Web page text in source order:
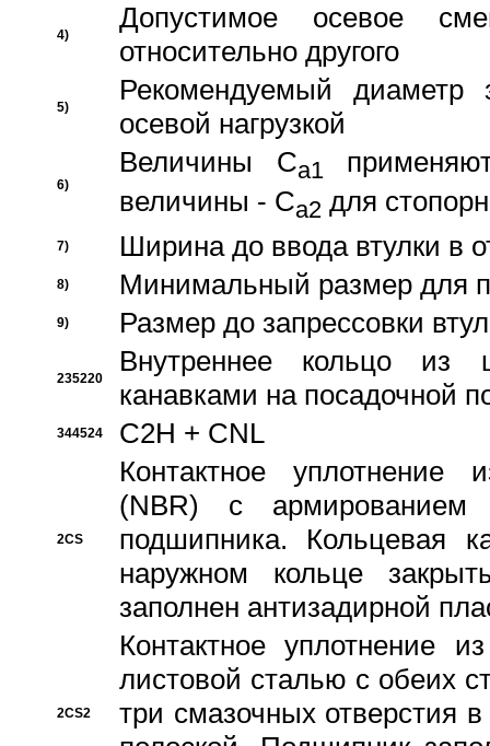
4)
Допустимое осевое
относительно другого
5)
Рекомендуемый диаметр
осевой нагрузкой
6)
Величины Ca1
величины - Ca2 для
7) Ширина до ввода втулки в
8) Минимальный размер для
9) Размер до запрессовки
235220
Внутреннее кольцо из
канавками на посадочной
344524 C2H + CNL
2CS
Контактное уплотнение
(NBR) с
подшипника. Кольцевая
наружном кольце
заполнен антизадирной
2CS2
Контактное уплотнение
листовой сталью с обеих
три смазочных отверстия